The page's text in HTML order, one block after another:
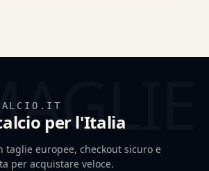
per l'Italia
taglie europee, checkout sicuro e
per acquistare veloce.